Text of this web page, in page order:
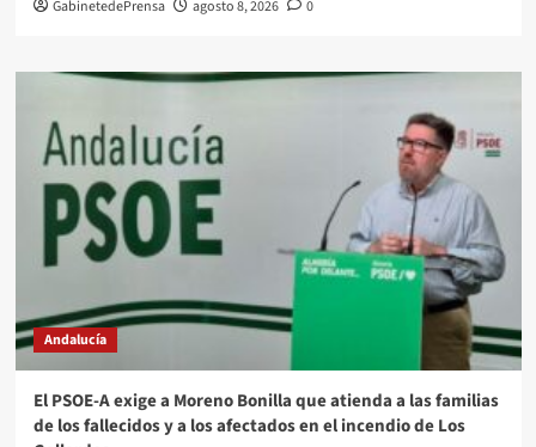
GabinetedePrensa agosto 8, 2026 0
Andalucía
El PSOE-A exige a Moreno Bonilla que atienda a las familias
de los fallecidos y a los afectados en el incendio de Los